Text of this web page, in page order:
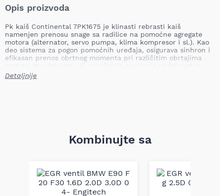
Opis proizvoda
Pk kaiš Continental 7PK1675 je klinasti rebrasti kaiš
namenjen prenosu snage sa radilice na pomoćne agregate
motora (alternator, servo pumpa, klima kompresor i sl.). Kao
deo sistema za pogon pomoćnih uređaja, osigurava sinhron i
efikasan prenos obrtnog momenta pri različitim obrtajima
kaiša može dovesti do klizanja, pregrevanja, oštećenja pumpi
i alternatora, gubitka punjenja akumulatora, smanjenja
funkcionalnosti. Proizvod je izrađen po fabričkim
standardima kako bi obezbedio pouzdan rad pogonskog
sistema pomoćnih agregata.
Detaljnije
Kombinujte sa